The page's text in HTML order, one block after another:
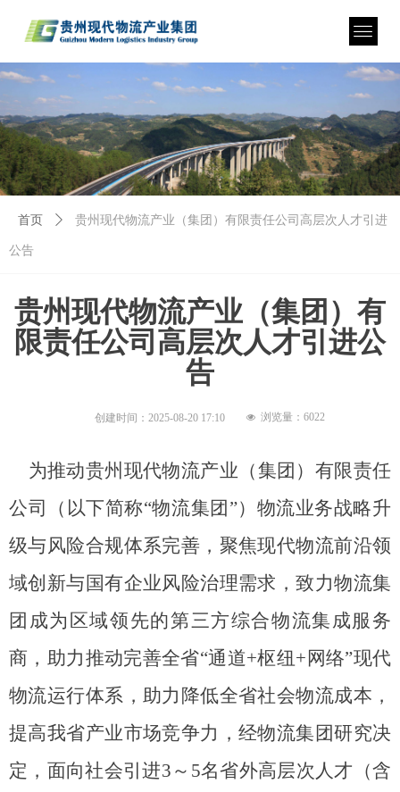
贵州现代物流产业（集团）有
限责任公司高层次人才引进公
告
为推动贵州现代物流产业（集团）有限责任
公司（以下简称“物流集团 ”）物流业务战略升
级与风险合规体系完善，聚焦现代物流前沿领
域创新与国有企业风险治理需求，致力物流集
团成为区域领先的第三方综合物流集成服务
商，助力推动完善全省“通道+枢纽+ 网络”现代
物流运行体系，助力降低全省社会物流成本，
提高我省产业市场竞争力，经物流集团研究决
定，面向社会引进3 ～ 5名省外高层次人才（含
首页 ꄲ 贵州现代物流产业（集团）有限责任公司高层次人才引进
公告
创建时间： 2025-08-20 17:10 넶 浏览量： 6022